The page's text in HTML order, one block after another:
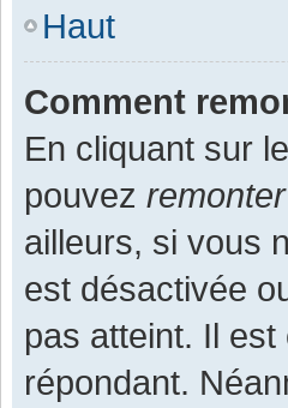
Haut
Comment
En cliquant sur
pouvez remonter
ailleurs, si vous
est désactivée
pas atteint. Il
répondant.